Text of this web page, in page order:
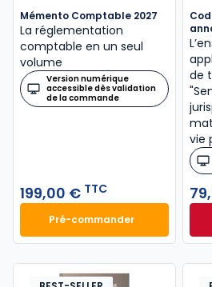
Mémento Comptable 2027
La réglementation
comptable en un seul
volume
Version numérique
accessible dès validation
de la commande
199,00 € TTC
Pré-commanderMémento Comptable
de
vie